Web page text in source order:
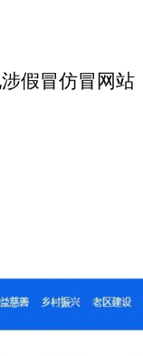
涉假冒仿冒网站